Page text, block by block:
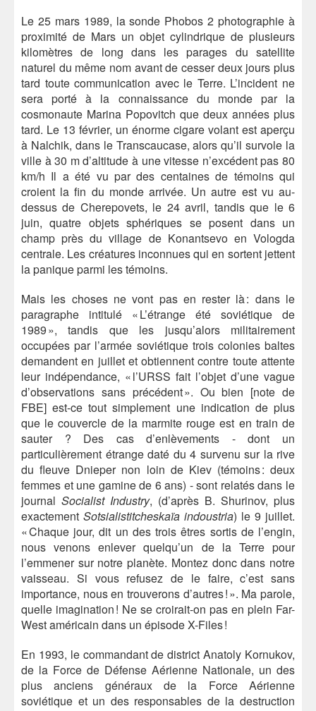
Le 25 mars 1989, la sonde Phobos 2 photographie à
proximité de Mars un objet cylindrique de plusieurs
kilomètres de long dans les parages du satellite
naturel du même nom avant de cesser deux jours plus
tard toute communication avec le Terre. L’incident ne
sera porté à la connaissance du monde par la
cosmonaute Marina Popovitch que deux années plus
tard. Le 13 février, un énorme cigare volant est aperçu
à Nalchik, dans le Transcaucase, alors qu’il survole la
ville à 30 m d’altitude à une vitesse n’excédent pas 80
km/h Il a été vu par des centaines de témoins qui
croient la fin du monde arrivée. Un autre est vu au-
dessus de Cherepovets, le 24 avril, tandis que le 6
juin, quatre objets sphériques se posent dans un
champ près du village de Konantsevo en Vologda
centrale. Les créatures inconnues qui en sortent jettent
la panique parmi les témoins.
Mais les choses ne vont pas en rester là : dans le
paragraphe intitulé « L’étrange été soviétique de
1989 », tandis que les jusqu’alors militairement
occupées par l’armée soviétique trois colonies baltes
demandent en juillet et obtiennent contre toute attente
leur indépendance, « l’URSS fait l’objet d’une vague
d’observations sans précédent ». Ou bien [note de
FBE] est-ce tout simplement une indication de plus
que le couvercle de la marmite rouge est en train de
sauter ? Des cas d’enlèvements - dont un
particulièrement étrange daté du 4 survenu sur la rive
du fleuve Dnieper non loin de Kiev (témoins : deux
femmes et une gamine de 6 ans) - sont relatés dans le
journal Socialist Industry, (d’après B. Shurinov, plus
exactement Sotsialistitcheskaïa indoustria) le 9 juillet.
« Chaque jour, dit un des trois êtres sortis de l’engin,
nous venons enlever quelqu’un de la Terre pour
l’emmener sur notre planète. Montez donc dans notre
vaisseau. Si vous refusez de le faire, c’est sans
importance, nous en trouverons d’autres ! ». Ma parole,
quelle imagination ! Ne se croirait-on pas en plein Far-
West américain dans un épisode X-Files !
En 1993, le commandant de district Anatoly Kornukov,
de la Force de Défense Aérienne Nationale, un des
plus anciens généraux de la Force Aérienne
soviétique et un des responsables de la destruction